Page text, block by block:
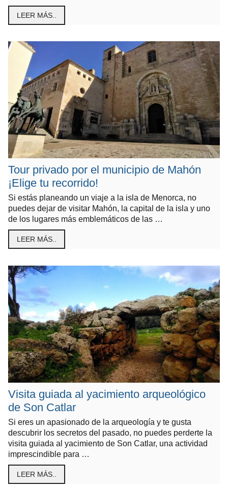
LEER MÁS..
Tour privado por el municipio de Mahón
¡Elige tu recorrido!
Si estás planeando un viaje a la isla de Menorca, no
puedes dejar de visitar Mahón, la capital de la isla y uno
de los lugares más emblemáticos de las …
LEER MÁS..
Visita guiada al yacimiento arqueológico
de Son Catlar
Si eres un apasionado de la arqueología y te gusta
descubrir los secretos del pasado, no puedes perderte la
visita guiada al yacimiento de Son Catlar, una actividad
imprescindible para …
LEER MÁS..